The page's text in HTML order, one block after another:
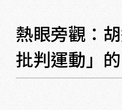
熱眼旁觀：
批判運動」